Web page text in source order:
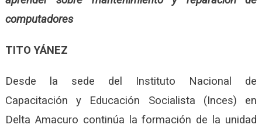
computadores
TITO YÁNEZ
Desde la sede del Instituto Nacional de
Capacitación y Educación Socialista (Inces) en
Delta Amacuro continúa la formación de la unidad